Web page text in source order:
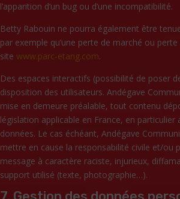
l’apparition d’un bug ou d’une incompatibilité.
Betty Rabouin ne pourra également être
par exemple qu’une perte de marché ou
site www.parc-etang.com.
Des espaces interactifs (possibilité de poser
disposition des utilisateurs. Andégave
mise en demeure préalable, tout contenu
législation applicable en France, en
données. Le cas échéant, Andégave
mettre en cause la responsabilité civile et/ou
message à caractère raciste, injurieux,
support utilisé (texte, photographie…).